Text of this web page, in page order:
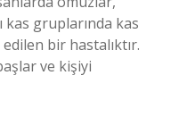
gruplarında kas
bir hastalıktır.
ve kişiyi